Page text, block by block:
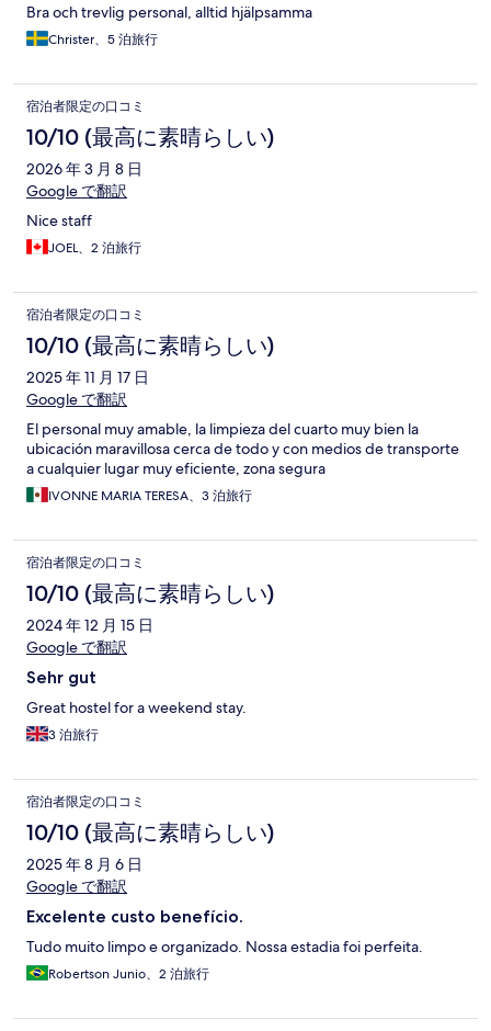
Bra och trevlig personal, alltid hjälpsamma
Christer、5 泊旅行
宿泊者限定の口コミ
10/10 (最高に素晴らしい)
2026 年 3 月 8 日
Google で翻訳
Nice staff
JOEL、2 泊旅行
宿泊者限定の口コミ
10/10 (最高に素晴らしい)
2025 年 11 月 17 日
Google で翻訳
El personal muy amable, la limpieza del cuarto muy bien la
ubicación maravillosa cerca de todo y con medios de transporte
a cualquier lugar muy eficiente, zona segura
IVONNE MARIA TERESA、3 泊旅行
宿泊者限定の口コミ
10/10 (最高に素晴らしい)
2024 年 12 月 15 日
Google で翻訳
Sehr gut
Great hostel for a weekend stay.
3 泊旅行
宿泊者限定の口コミ
10/10 (最高に素晴らしい)
2025 年 8 月 6 日
Google で翻訳
Excelente custo benefício.
Tudo muito limpo e organizado. Nossa estadia foi perfeita.
Robertson Junio、2 泊旅行